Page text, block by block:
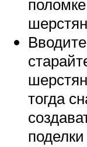
тогда